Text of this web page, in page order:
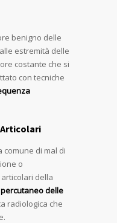
benigno delle
estremità delle
costante che si
con tecniche
comune di mal di
o
della
delle
radiologica che